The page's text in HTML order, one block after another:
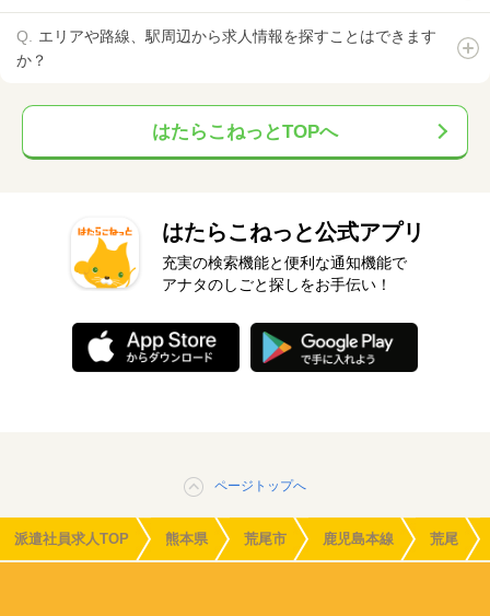
エリアや路線、駅周辺から求人情報を探すことはできます
か？
はたらこねっとTOPへ
はたらこねっと公式アプリ
充実の検索機能と便利な通知機能で
アナタのしごと探しをお手伝い！
ページトップへ
派遣社員求人TOP 熊本県 荒尾市 鹿児島本線 荒尾